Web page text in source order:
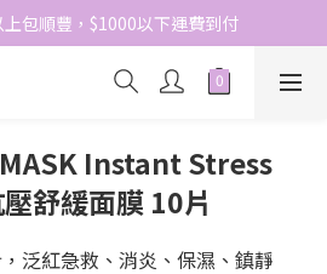
會員優惠價於結帳時自動扣減
包順豐，$1000以下運費到付
，會員優惠價於結帳時自動扣減
Instant Stress
舒緩面膜 10片
泛紅急救、消炎、保濕、鎮靜